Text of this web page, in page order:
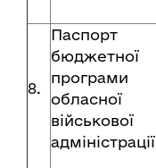
8.
Паспорт
бюджетної
програми
обласної
військової
адміністрації